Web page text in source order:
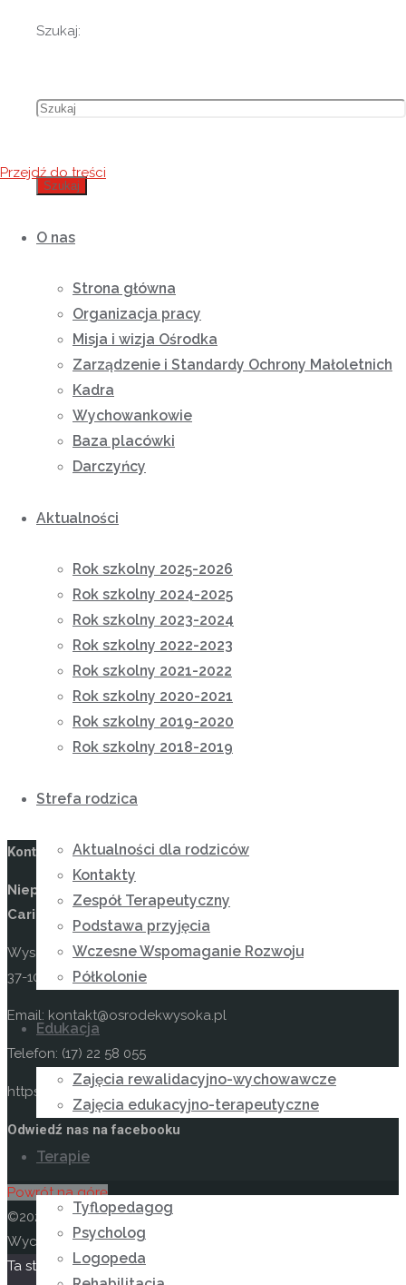
Szukaj:
Szukaj
Przejdź do treści
O nas
Strona główna
Organizacja pracy
Misja i wizja Ośrodka
Zarządzenie i Standardy Ochrony Małoletnich
Kadra
Wychowankowie
Baza placówki
Darczyńcy
Aktualności
Rok szkolny 2025-2026
Rok szkolny 2024-2025
Rok szkolny 2023-2024
Rok szkolny 2022-2023
Rok szkolny 2021-2022
Rok szkolny 2020-2021
Rok szkolny 2019-2020
Rok szkolny 2018-2019
Strefa rodzica
Aktualności dla rodziców
Kontakty
Zespół Terapeutyczny
Podstawa przyjęcia
Wczesne Wspomaganie Rozwoju
Półkolonie
Edukacja
Zajęcia rewalidacyjno-wychowawcze
Zajęcia edukacyjno-terapeutyczne
Terapie
Tyflopedagog
Psycholog
Logopeda
Kontakt
Niepubliczny Ośrodek Rewalidacyjno-Wychowawczy
Caritas w Wysokiej
Wysoka 49
37-100 Łańcut
Email: kontakt@osrodekwysoka.pl
Telefon: (17) 22 58 055
https://osrodekwysoka.pl
Odwiedź nas na facebooku
Powrót na górę
©2026 Niepubliczny Ośrodek Rewalidacyjno-
Wychowawczy Caritas w Wysokiej
Ta strona korzysta z